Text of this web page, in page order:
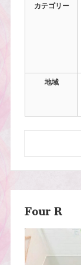
カテゴリー
地域
Four R